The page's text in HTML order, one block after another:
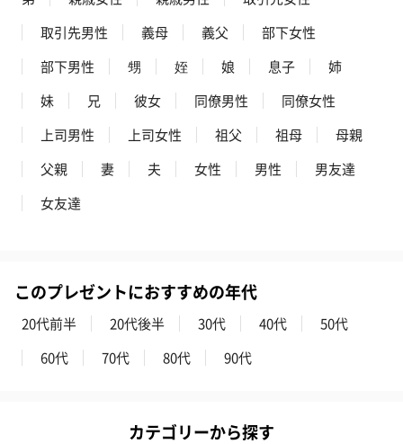
花束ハンドタオル（ピ
ンク）（1,760円）
花束ハンドタオル（ブ
ルー）（1,760円）
花束ハンドタ
お酒
お酒を同梱してお届けいたします。
取引先男性
義母 義父
部下女性
部下男性
甥 姪 娘 息子
姉
妹
兄 彼女 同僚男性
同僚女性
上司男性
上司女性 祖父 祖母
母親
父親
妻 夫 女性 男性
男友達
女友達
このプレゼントにおすすめの年代
20代前半 20代後半 30代 40代
50代
60代
70代 80代 90代
カテゴリーから探す